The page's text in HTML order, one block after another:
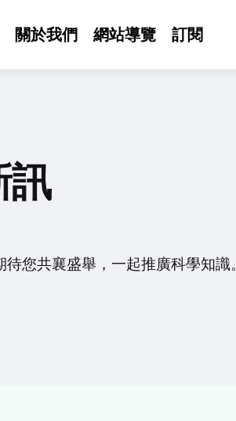
關於我們 網站導覽 訂閱
訊
您共襄盛舉，一起推廣科學知識。